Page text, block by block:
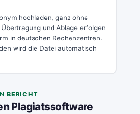
hochladen, ganz ohne
und Ablage erfolgen
in deutschen Rechenzentren.
wird die Datei automatisch
BERICHT
Plagiatssoftware